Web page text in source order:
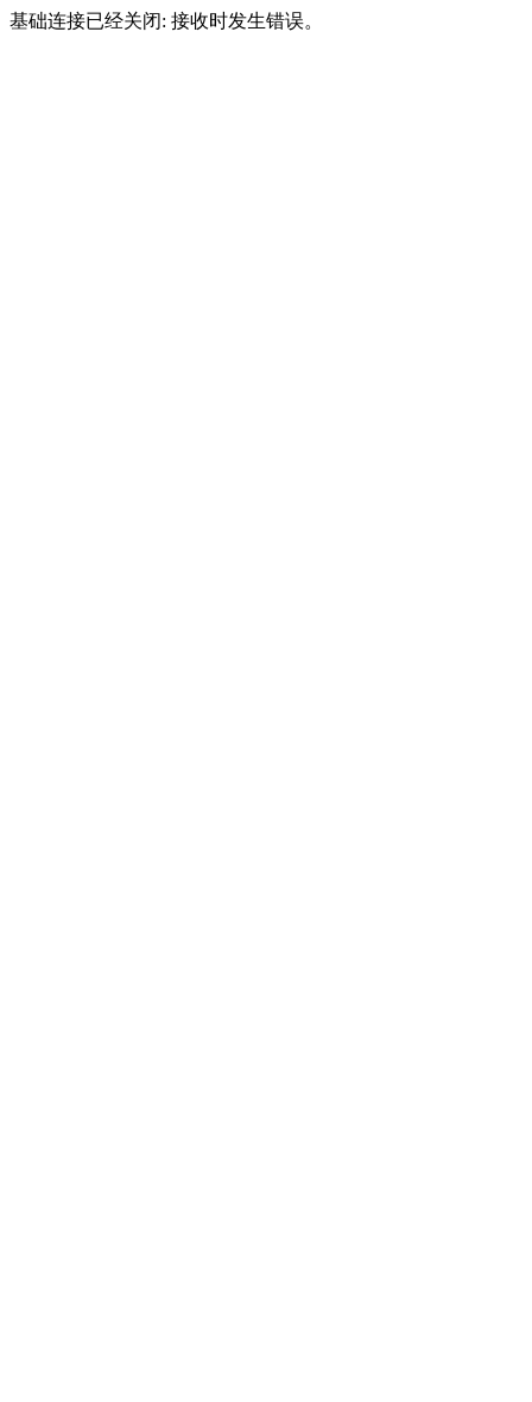
基础连接已经关闭: 接收时发生错误。